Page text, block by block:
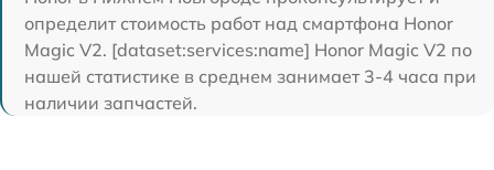
определит стоимость работ над смартфона Honor
Magic V2. [dataset:services:name] Honor Magic V2 по
нашей статистике в среднем занимает 3-4 часа при
наличии запчастей.